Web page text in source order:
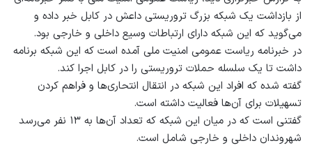
از بازداشت یک شبکه بزرگ تروریستی داعش در کابل خبر داده و
می‌گوید که این شبکه دارای ارتباطات وسیع داخلی و خارجی بود.
در خبرنامه ریاست عمومی امنیت ملی آمده است که این شبکه برنامه
داشت تا یک سلسله حملات تروریستی را در کابل اجرا کند.
گفته شده که افراد این شبکه در انتقال انتحاری‌ها و فراهم کردن
تسهیلات برای آن‌ها فعالیت داشته است.
گفتنی است که در میان این شبکه که تعداد آن‌ها به ۱۳ نفر می‌رسد
شهروندان داخلی و خارجی شامل است.